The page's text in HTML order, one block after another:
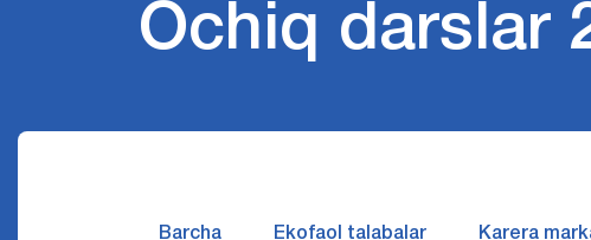
Ochiq darslar
Barcha Ekofaol talabalar Karera